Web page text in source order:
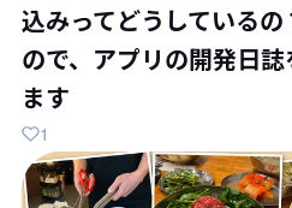
込みってどうしている
ので、アプリの開発日
ます
1